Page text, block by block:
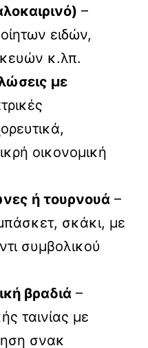
–
ειδών,
κ.λπ.
με
οικονομική
ή τουρνουά –
σκάκι, με
συμβολικού
βραδιά –
ταινίας με
σνακ